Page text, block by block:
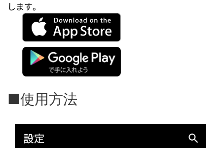
します。
■使用方法